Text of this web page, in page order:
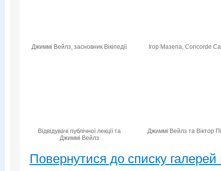
Джиммі Вейлз, засновник Вікіпедії Ігор Мазепа, Concorde
Відвідувачі публічної лекції та
Джиммі Вейлз
Джиммі Вейлз та Віктор
Повернутися до списку галерей